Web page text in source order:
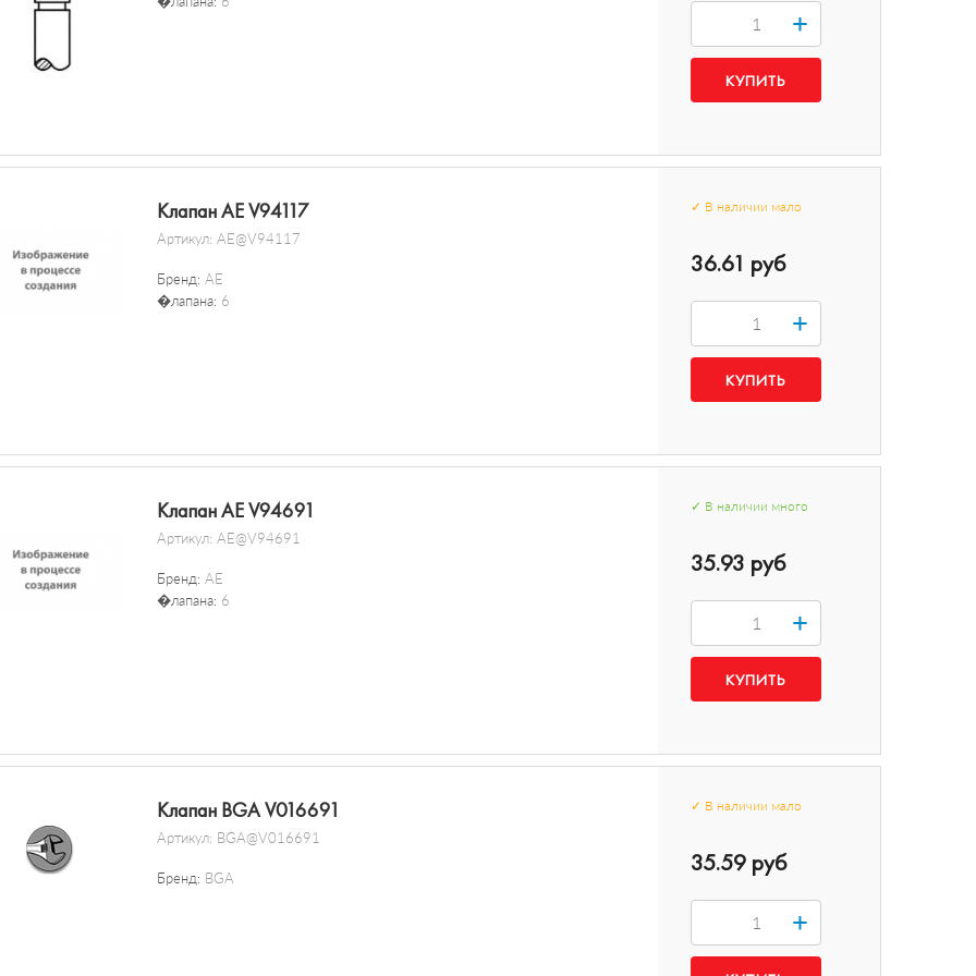
+
Клапан AE V94117
Артикул: AE@V94117
Бренд: AE
�лапана: 6
✓ В наличии мало
36.61 руб
+
Клапан AE V94691
Артикул: AE@V94691
Бренд: AE
�лапана: 6
✓ В наличии много
35.93 руб
+
Клапан BGA V016691
Артикул: BGA@V016691
Бренд: BGA
✓ В наличии мало
35.59 руб
+